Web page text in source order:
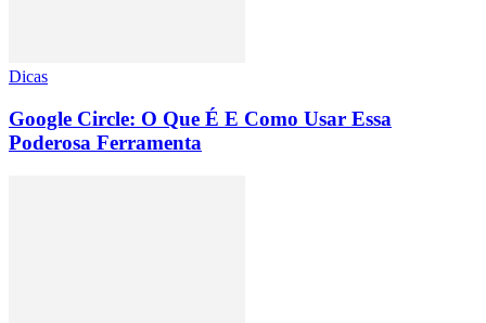
Dicas
Google Circle: O Que É E Como Usar Essa
Poderosa Ferramenta